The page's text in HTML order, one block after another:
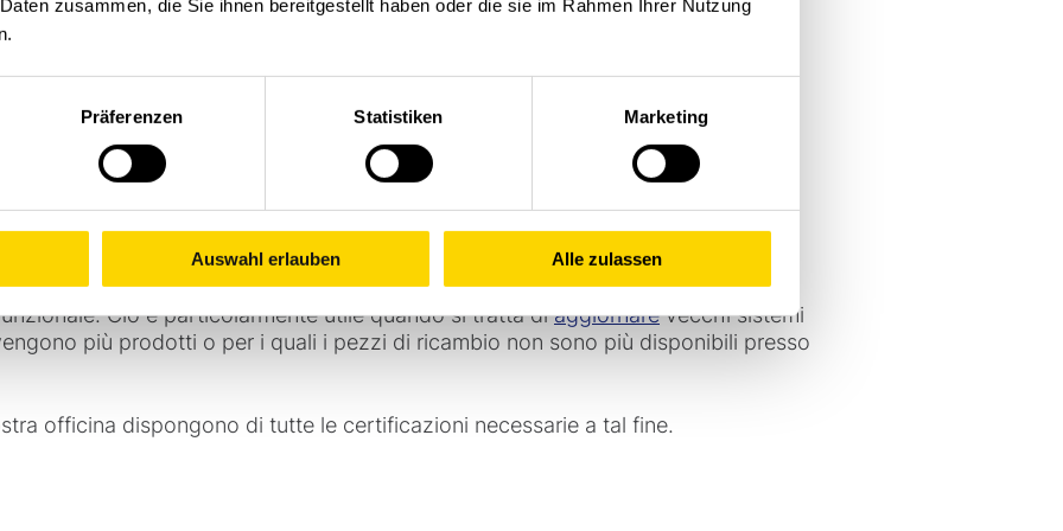
zusammen, die Sie ihnen bereitgestellt haben oder die sie im Rahmen Ihrer Nutzung
Präferenzen Statistiken Marketing
Auswahl erlauben Alle zulassen
all'usura, a concetti innovativi di gestione dell'energia per gli azionamenti
intelligenti che ottimizzano gli spostamenti e i movimenti, riducono la
e migliorano in modo significativo l'utilizzo dell'energia (attraverso moduli
nostra officina
interna, siamo in grado di rilavorare o rigenerare i componenti non più
Ciò è particolarmente utile quando si tratta diaggiornarevecchi sistemi
più prodotti o per i quali i pezzi di ricambio non sono più disponibili presso
officina dispongono di tutte le certificazioni necessarie a tal fine.